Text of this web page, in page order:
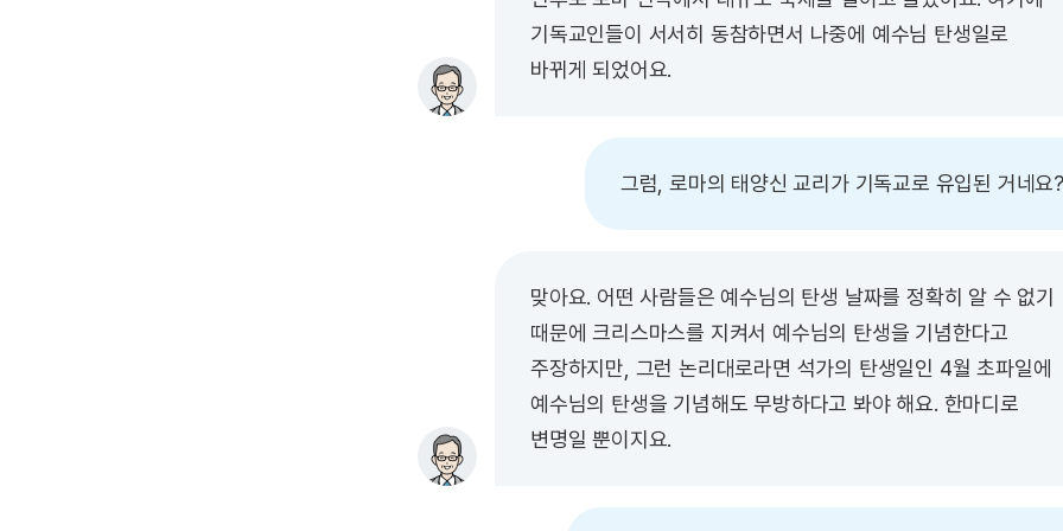
기독교인들이 서서히 동참하면서 나중에 예수님 탄생일로
바뀌게 되었어요.
그럼, 로마의 태양신 교리가 기독교로 유입된 거네요?
맞아요. 어떤 사람들은 예수님의 탄생 날짜를 정확히 알 수 없기
때문에 크리스마스를 지켜서 예수님의 탄생을 기념한다고
주장하지만, 그런 논리대로라면 석가의 탄생일인 4월 초파일에
예수님의 탄생을 기념해도 무방하다고 봐야 해요. 한마디로
변명일 뿐이지요.